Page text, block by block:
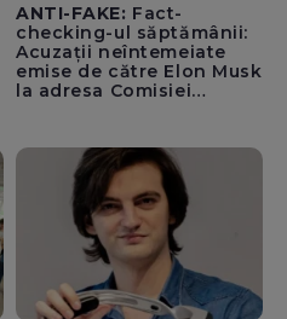
ANTI-FAKE: Fact-
checking-ul săptămânii:
Acuzații neîntemeiate
emise de către Elon Musk
la adresa Comisiei
pentru instaurarea
„cenzurii” pe platforma X